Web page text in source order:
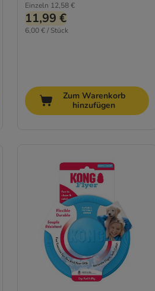
Einzeln 12,58 €
11,99 €
6,00 € / Stück
Zum Warenkorb
hinzufügen